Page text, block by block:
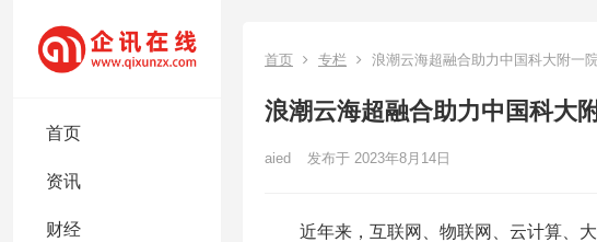
首页
资讯
财经
首页 专栏 浪潮云海超融合助力中国科大附一
浪潮云海超融合助力中国科大
aied 发布于 2023年8月14日
近年来，互联网、物联网、云计算、大